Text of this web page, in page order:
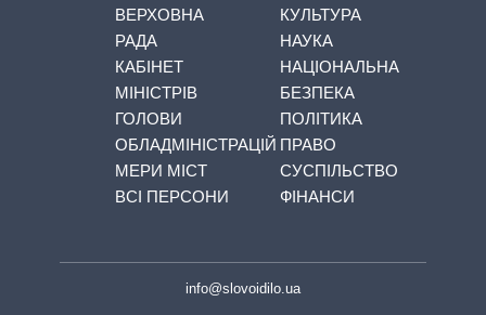
ВЕРХОВНА
РАДА
КАБІНЕТ
МІНІСТРІВ
ГОЛОВИ
ОБЛАДМІНІСТРАЦІЙ
МЕРИ МІСТ
ВСІ ПЕРСОНИ
КУЛЬТУРА
НАУКА
НАЦІОНАЛЬНА
БЕЗПЕКА
ПОЛІТИКА
ПРАВО
СУСПІЛЬСТВО
ФІНАНСИ
info@slovoidilo.ua